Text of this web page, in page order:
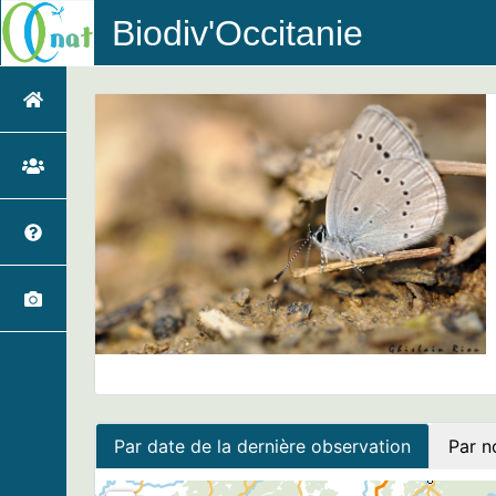
Biodiv'Occitanie
Par date de la dernière observation Par